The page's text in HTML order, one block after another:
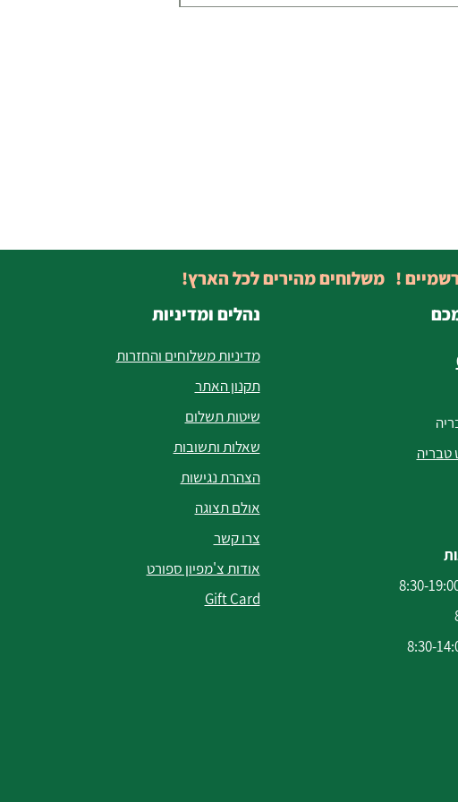
נהלים ומדיניות
מדיניות משלוחים והחזרות
תקנון האתר
שיטות תשלום
שאלות ותשובות
הצהרת נגישות
אולם תצוגה
צרו קשר
אודות צ'מפיון ספורט
Gift Card
טבריה
! משלוחים מהירים לכל הארץ!